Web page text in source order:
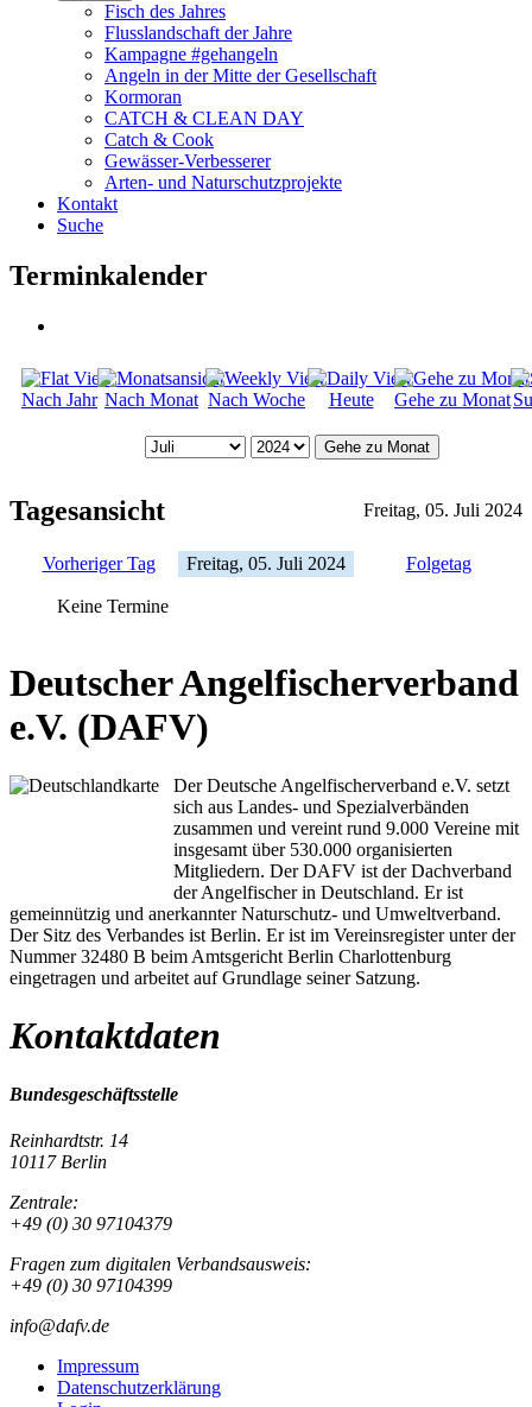
Fisch des Jahres
Flusslandschaft der Jahre
Kampagne #gehangeln
Angeln in der Mitte der Gesellschaft
Kormoran
CATCH & CLEAN DAY
Catch & Cook
Gewässer-Verbesserer
Arten- und Naturschutzprojekte
Kontakt
Suche
Terminkalender
Nach Jahr Nach Monat Nach Woche Heute Gehe zu Monat
Gehe zu Monat
Tagesansicht Freitag, 05. Juli 2024
Vorheriger Tag Freitag, 05. Juli 2024 Folgetag
Keine Termine
Deutscher Angelfischerverband
e.V. (DAFV)
Der Deutsche Angelfischerverband e.V. setzt
sich aus Landes- und Spezialverbänden
zusammen und vereint rund 9.000 Vereine mit
insgesamt über 530.000 organisierten
Mitgliedern. Der DAFV ist der Dachverband
der Angelfischer in Deutschland. Er ist
gemeinnützig und anerkannter Naturschutz- und Umweltverband.
Der Sitz des Verbandes ist Berlin. Er ist im Vereinsregister unter der
Nummer 32480 B beim Amtsgericht Berlin Charlottenburg
eingetragen und arbeitet auf Grundlage seiner Satzung.
Kontaktdaten
Bundesgeschäftsstelle
Reinhardtstr. 14
10117 Berlin
Zentrale:
+49 (0) 30 97104379
Fragen zum digitalen Verbandsausweis:
+49 (0) 30 97104399
info@dafv.de
Impressum
Datenschutzerklärung